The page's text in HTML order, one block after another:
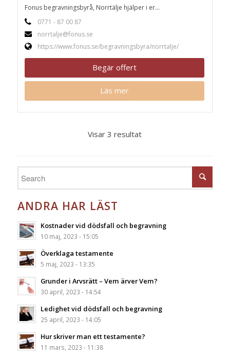
Fonus begravningsbyrå, Norrtälje hjälper i er...
0771 - 87 00 87
norrtalje@fonus.se
https://www.fonus.se/begravningsbyra/norrtalje/
Begär offert
Läs mer
Visar 3 resultat
ANDRA HAR LÄST
Kostnader vid dödsfall och begravning
10 maj, 2023 - 15:05
Överklaga testamente
5 maj, 2023 - 13:35
Grunder i Arvsrätt – Vem ärver Vem?
30 april, 2023 - 14:54
Ledighet vid dödsfall och begravning
25 april, 2023 - 14:05
Hur skriver man ett testamente?
11 mars, 2023 - 11:38